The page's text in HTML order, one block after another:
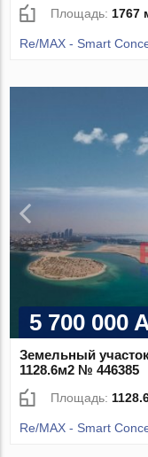
Площадь:1767
Re/MAX - Smart
5 700 000
Земельный
1128.6м2 № 446385
Площадь:
Re/MAX - Smart